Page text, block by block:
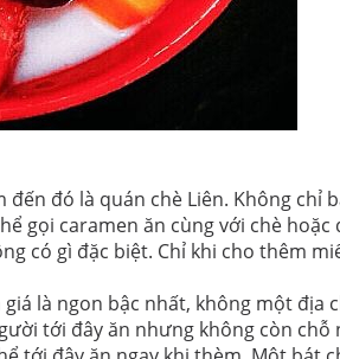
đó là quán chè Liên. Không chỉ
gọi caramen ăn cùng với chè
có gì đặc biệt. Chỉ khi cho thêm
là ngon bậc nhất, không một địa
tới đây ăn nhưng không còn chỗ